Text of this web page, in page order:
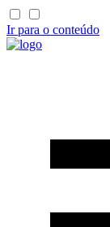
Ir para o conteúdo